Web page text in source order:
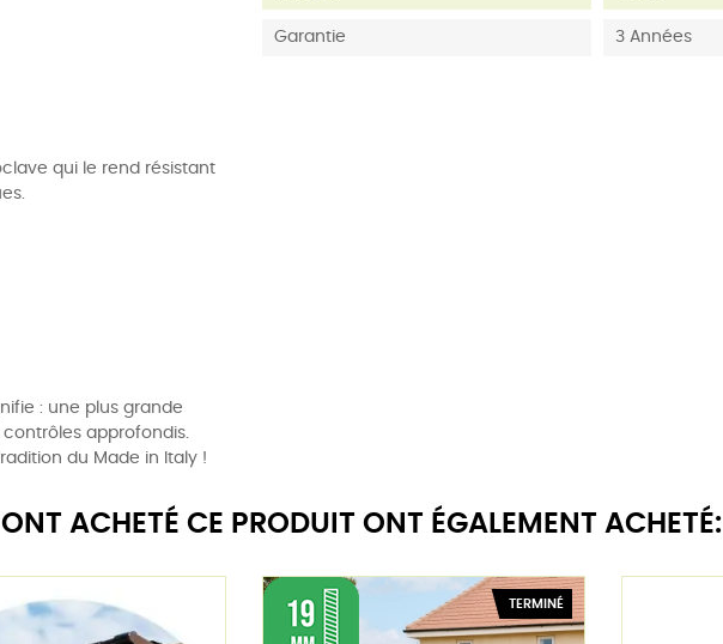
qui le rend résistant
: une plus grande
approfondis.
du Made in Italy !
Garantie 3 Années
ACHETÉ CE PRODUIT ONT ÉGALEMENT ACHETÉ:
TERMINÉ